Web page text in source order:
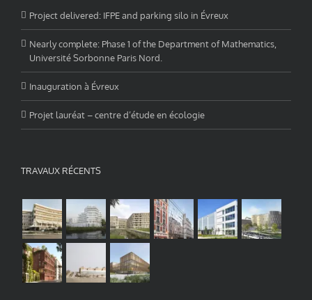
Project delivered: IFPE and parking silo in Évreux
Nearly complete: Phase 1 of the Department of Mathematics,
Université Sorbonne Paris Nord.
Inauguration à Évreux
Projet lauréat – centre d’étude en écologie
TRAVAUX RÉCENTS